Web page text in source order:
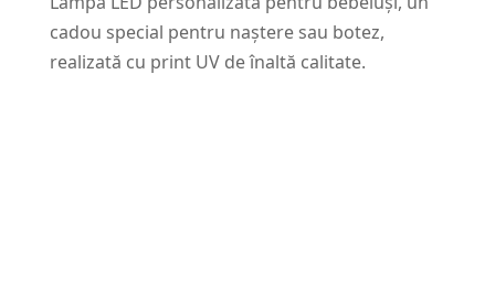
cadou special pentru naștere sau botez,
realizată cu print UV de înaltă calitate.